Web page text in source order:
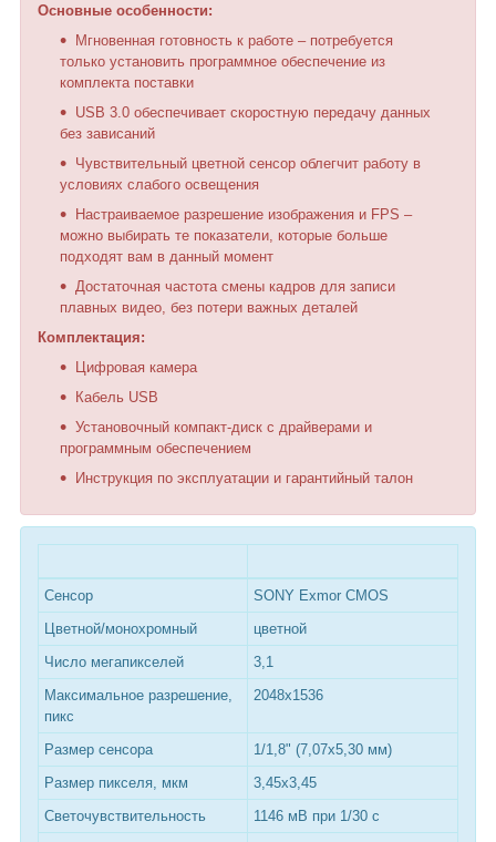
Основные особенности:
Мгновенная готовность к работе – потребуется
только установить программное обеспечение из
комплекта поставки
USB 3.0 обеспечивает скоростную передачу данных
без зависаний
Чувствительный цветной сенсор облегчит работу в
условиях слабого освещения
Настраиваемое разрешение изображения и FPS –
можно выбирать те показатели, которые больше
подходят вам в данный момент
Достаточная частота смены кадров для записи
плавных видео, без потери важных деталей
Комплектация:
Цифровая камера
Кабель USB
Установочный компакт-диск с драйверами и
программным обеспечением
Инструкция по эксплуатации и гарантийный талон
Сенсор
SONY Exmor CMOS
Цветной/монохромный
цветной
Число мегапикселей
3,1
Максимальное разрешение,
пикс
2048x1536
Размер сенсора
1/1,8" (7,07x5,30 мм)
Размер пикселя, мкм
3,45x3,45
Светочувствительность
1146 мВ при 1/30 с